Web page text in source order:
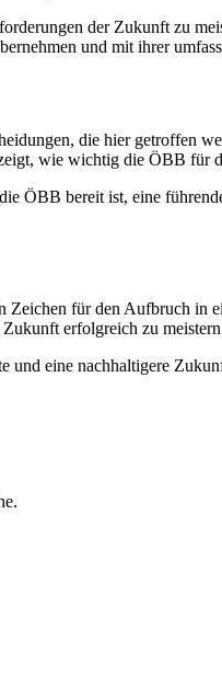
der Zukunft zu
und mit ihrer
die hier getroffen
wie wichtig die ÖBB für
ÖBB bereit ist, eine
für den Aufbruch
erfolgreich zu
eine nachhaltigere